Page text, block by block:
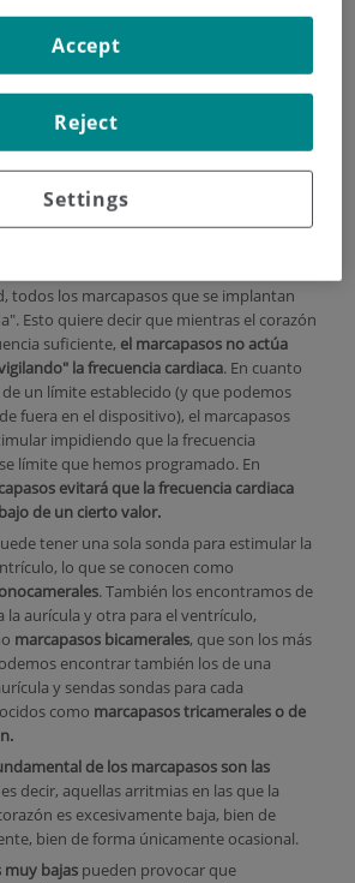
todos los marcapasos que se implantan
Esto quiere decir que mientras el corazón
suficiente, el marcapasos no actúa
la frecuencia cardiaca. En cuanto
de un límite establecido (y que podemos
fuera en el dispositivo), el marcapasos
impidiendo que la frecuencia
límite que hemos programado. En
evitará que la frecuencia cardiaca
de un cierto valor.
tener una sola sonda para estimular la
lo que se conocen como
. También los encontramos de
la aurícula y otra para el ventrículo,
marcapasos bicamerales, que son los más
encontrar también los de una
y sendas sondas para cada
como marcapasos tricamerales o de
de los marcapasos son las
es decir, aquellas arritmias en las que la
es excesivamente baja, bien de
bien de forma únicamente ocasional.
muy bajas pueden provocar que
Settings
Reject
Accept